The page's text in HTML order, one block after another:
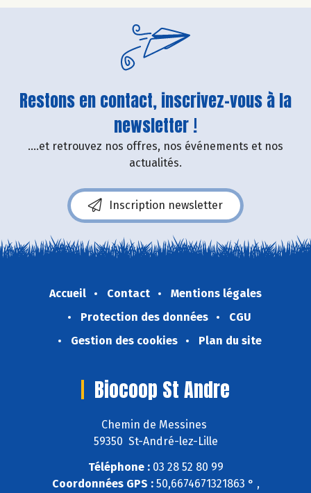
Restons en contact, inscrivez-vous à la
newsletter !
....et retrouvez nos offres, nos événements et nos
actualités.
Inscription newsletter
Accueil Contact
Mentions légales
Protection des données
CGU
Gestion des cookies
Plan du site
Biocoop St Andre
Chemin de Messines
59350 St-André-lez-Lille
Téléphone :03 28 52 80 99
Coordonnées GPS :50,6674671321863 ° ,